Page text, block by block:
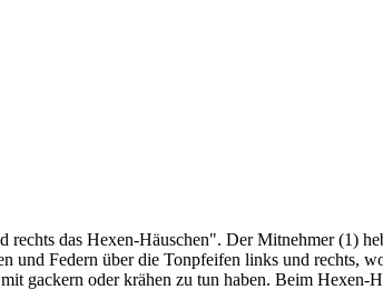
das Hexen-Häuschen". Der Mitnehmer (1)
und Federn über die Tonpfeifen links und rechts,
gackern oder krähen zu tun haben. Beim